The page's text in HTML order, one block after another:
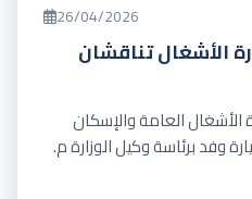
26/04/2026
الأشغال تناقشان
الأشغال العامة والإسكان
وفد برئاسة وكيل الوزارة م.